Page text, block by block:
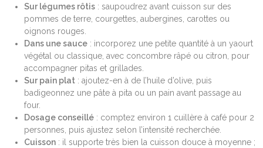
Sur légumes rôtis: saupoudrez avant cuisson sur des
pommes de terre, courgettes, aubergines, carottes ou
oignons rouges.
Dans une sauce: incorporez une petite quantité à un yaourt
végétal ou classique, avec concombre râpé ou citron, pour
accompagner pitas et grillades.
Sur pain plat: ajoutez-en à de l’huile d’olive, puis
badigeonnez une pâte à pita ou un pain avant passage au
four.
Dosage conseillé: comptez environ 1 cuillère à café pour 2
personnes, puis ajustez selon l’intensité recherchée.
Cuisson: il supporte très bien la cuisson douce à moyenne ;